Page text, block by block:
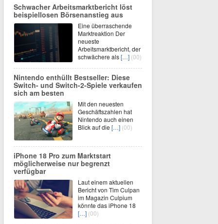
Schwacher Arbeitsmarktbericht löst
beispiellosen Börsenanstieg aus
Eine überraschende
Marktreaktion Der
neueste
Arbeitsmarktbericht, der
schwächere als[…] (00)
Nintendo enthüllt Bestseller: Diese
Switch- und Switch-2-Spiele verkaufen
sich am besten
Mit den neuesten
Geschäftszahlen hat
Nintendo auch einen
Blick auf die […] (00)
iPhone 18 Pro zum Marktstart
möglicherweise nur begrenzt
verfügbar
Laut einem aktuellen
Bericht von Tim Culpan
im Magazin Culpium
könnte das iPhone 18
[…] (00)